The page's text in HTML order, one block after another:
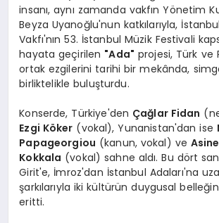
insanı, aynı zamanda vakfın Yönetim
Beyza Uyanoğlu'nun katkılarıyla,
Vakfı'nın 53. İstanbul Müzik Festivali
hayata geçirilen "Ada" projesi, Türk ve
ortak ezgilerini tarihi bir mekânda,
birliktelikle buluşturdu.
Konserde, Türkiye'den Çağlar Fidan
Ezgi Köker (vokal), Yunanistan'dan ise
Papageorgiou (kanun, vokal) ve
Kokkala (vokal) sahne aldı. Bu dört
Girit'e, İmroz'dan İstanbul Adaları'na
şarkılarıyla iki kültürün duygusal
eritti.